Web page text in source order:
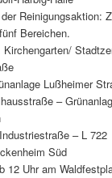
Reinigungsaktion:
Bereichen.
Kirchengarten/
Lußheimer
–
– L 722
Süd
12 Uhr am